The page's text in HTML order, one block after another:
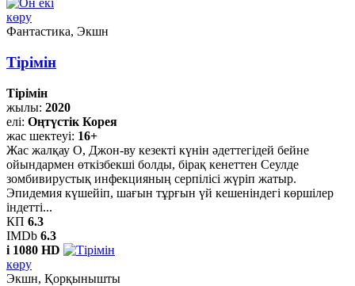
көру
Фантастика, Экшн
Тірімін
Тірімін
жылы: 2020
елі: Оңтүстік Корея
жас шектеуі: 16+
Жас жалқау О, Джон-ву кезекті күнін әдеттегідей бейне
ойындармен өткізбекші болды, бірақ кенеттен Сеулде
зомбивирустық инфекцияның серпілісі жүріп жатыр.
Эпидемия күшейіп, шағын тұрғын үй кешеніндегі көршілер
індетті...
КП 6.3
IMDb 6.3
i 1080 HD
көру
Экшн, Қорқынышты